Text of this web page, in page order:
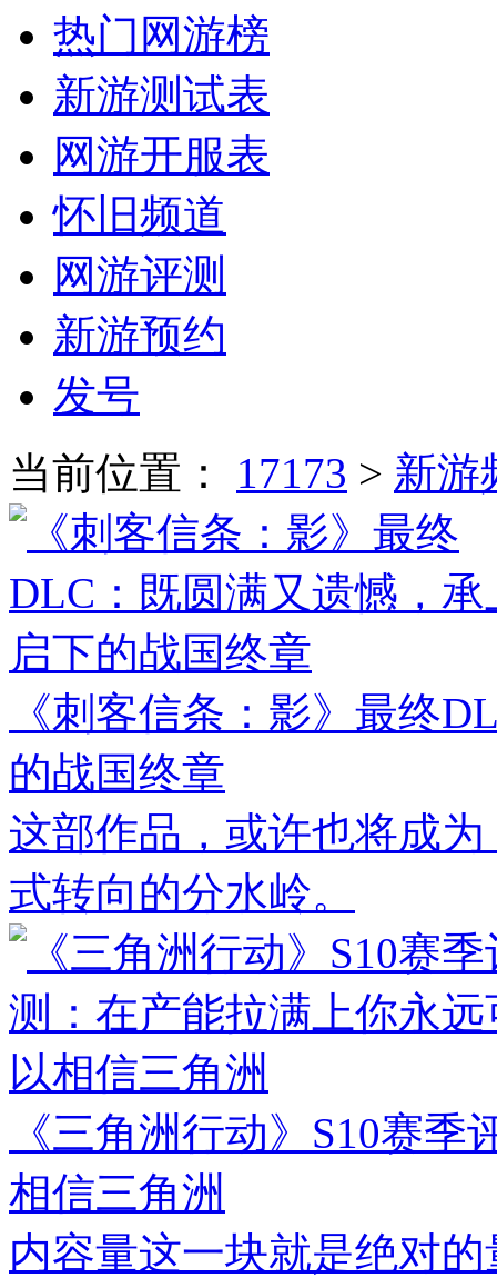
热门网游榜
新游测试表
网游开服表
怀旧频道
网游评测
新游预约
发号
当前位置： 17173 > 新游
《刺客信条：影》最终
的战国终章
这部作品，或许也将成
式转向的分水岭。
《三角洲行动》S10赛
相信三角洲
内容量这一块就是绝对